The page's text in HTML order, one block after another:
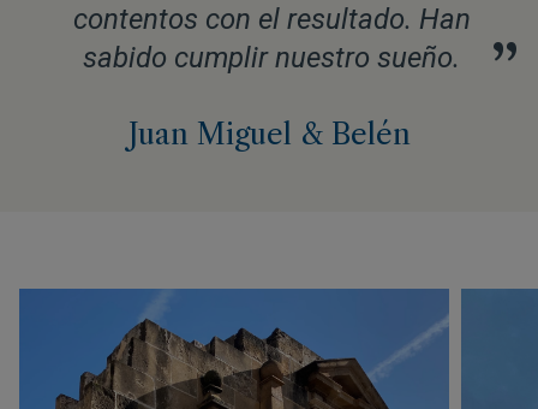
contentos con el resultado. Han
sabido cumplir nuestro sueño.
”
Juan Miguel & Belén